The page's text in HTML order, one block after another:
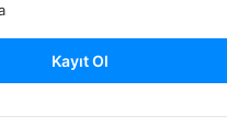
Kayıt Ol